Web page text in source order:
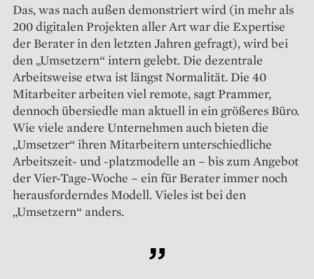
Das, was nach außen demonstriert wird (in mehr als
200 digitalen Projekten aller Art war die Expertise
der Berater in den letzten Jahren gefragt), wird bei
den „Umsetzern“ intern gelebt. Die dezentrale
Arbeitsweise etwa ist längst Normalität. Die 40
Mitarbeiter arbeiten viel remote, sagt Prammer,
dennoch übersiedle man aktuell in ein größeres Büro.
Wie viele andere Unternehmen auch bieten die
„Umsetzer“ ihren Mitarbeitern unterschiedliche
Arbeitszeit- und -platzmodelle an – bis zum Angebot
der Vier-Tage-Woche – ein für Berater immer noch
herausforderndes Modell. Vieles ist bei den
„Umsetzern“ anders.